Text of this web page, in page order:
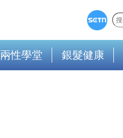
兩性學堂 銀髮健康